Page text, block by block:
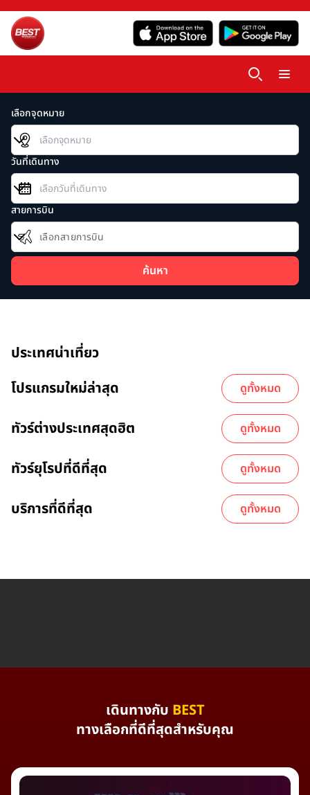
เลือกจุดหมาย
วันที่เดินทาง
สายการบิน
เลือกสายการบิน
ค้นหา
ประเทศน่าเที่ยว
โปรแกรมใหม่ล่าสุด
ดูทั้งหมด
ทัวร์ต่างประเทศสุดฮิต ดูทั้งหมด
ทัวร์ยุโรปที่ดีที่สุด ดูทั้งหมด
บริการที่ดีที่สุด ดูทั้งหมด
เดินทางกับ BEST
ทางเลือกที่ดีที่สุดสำหรับคุณ